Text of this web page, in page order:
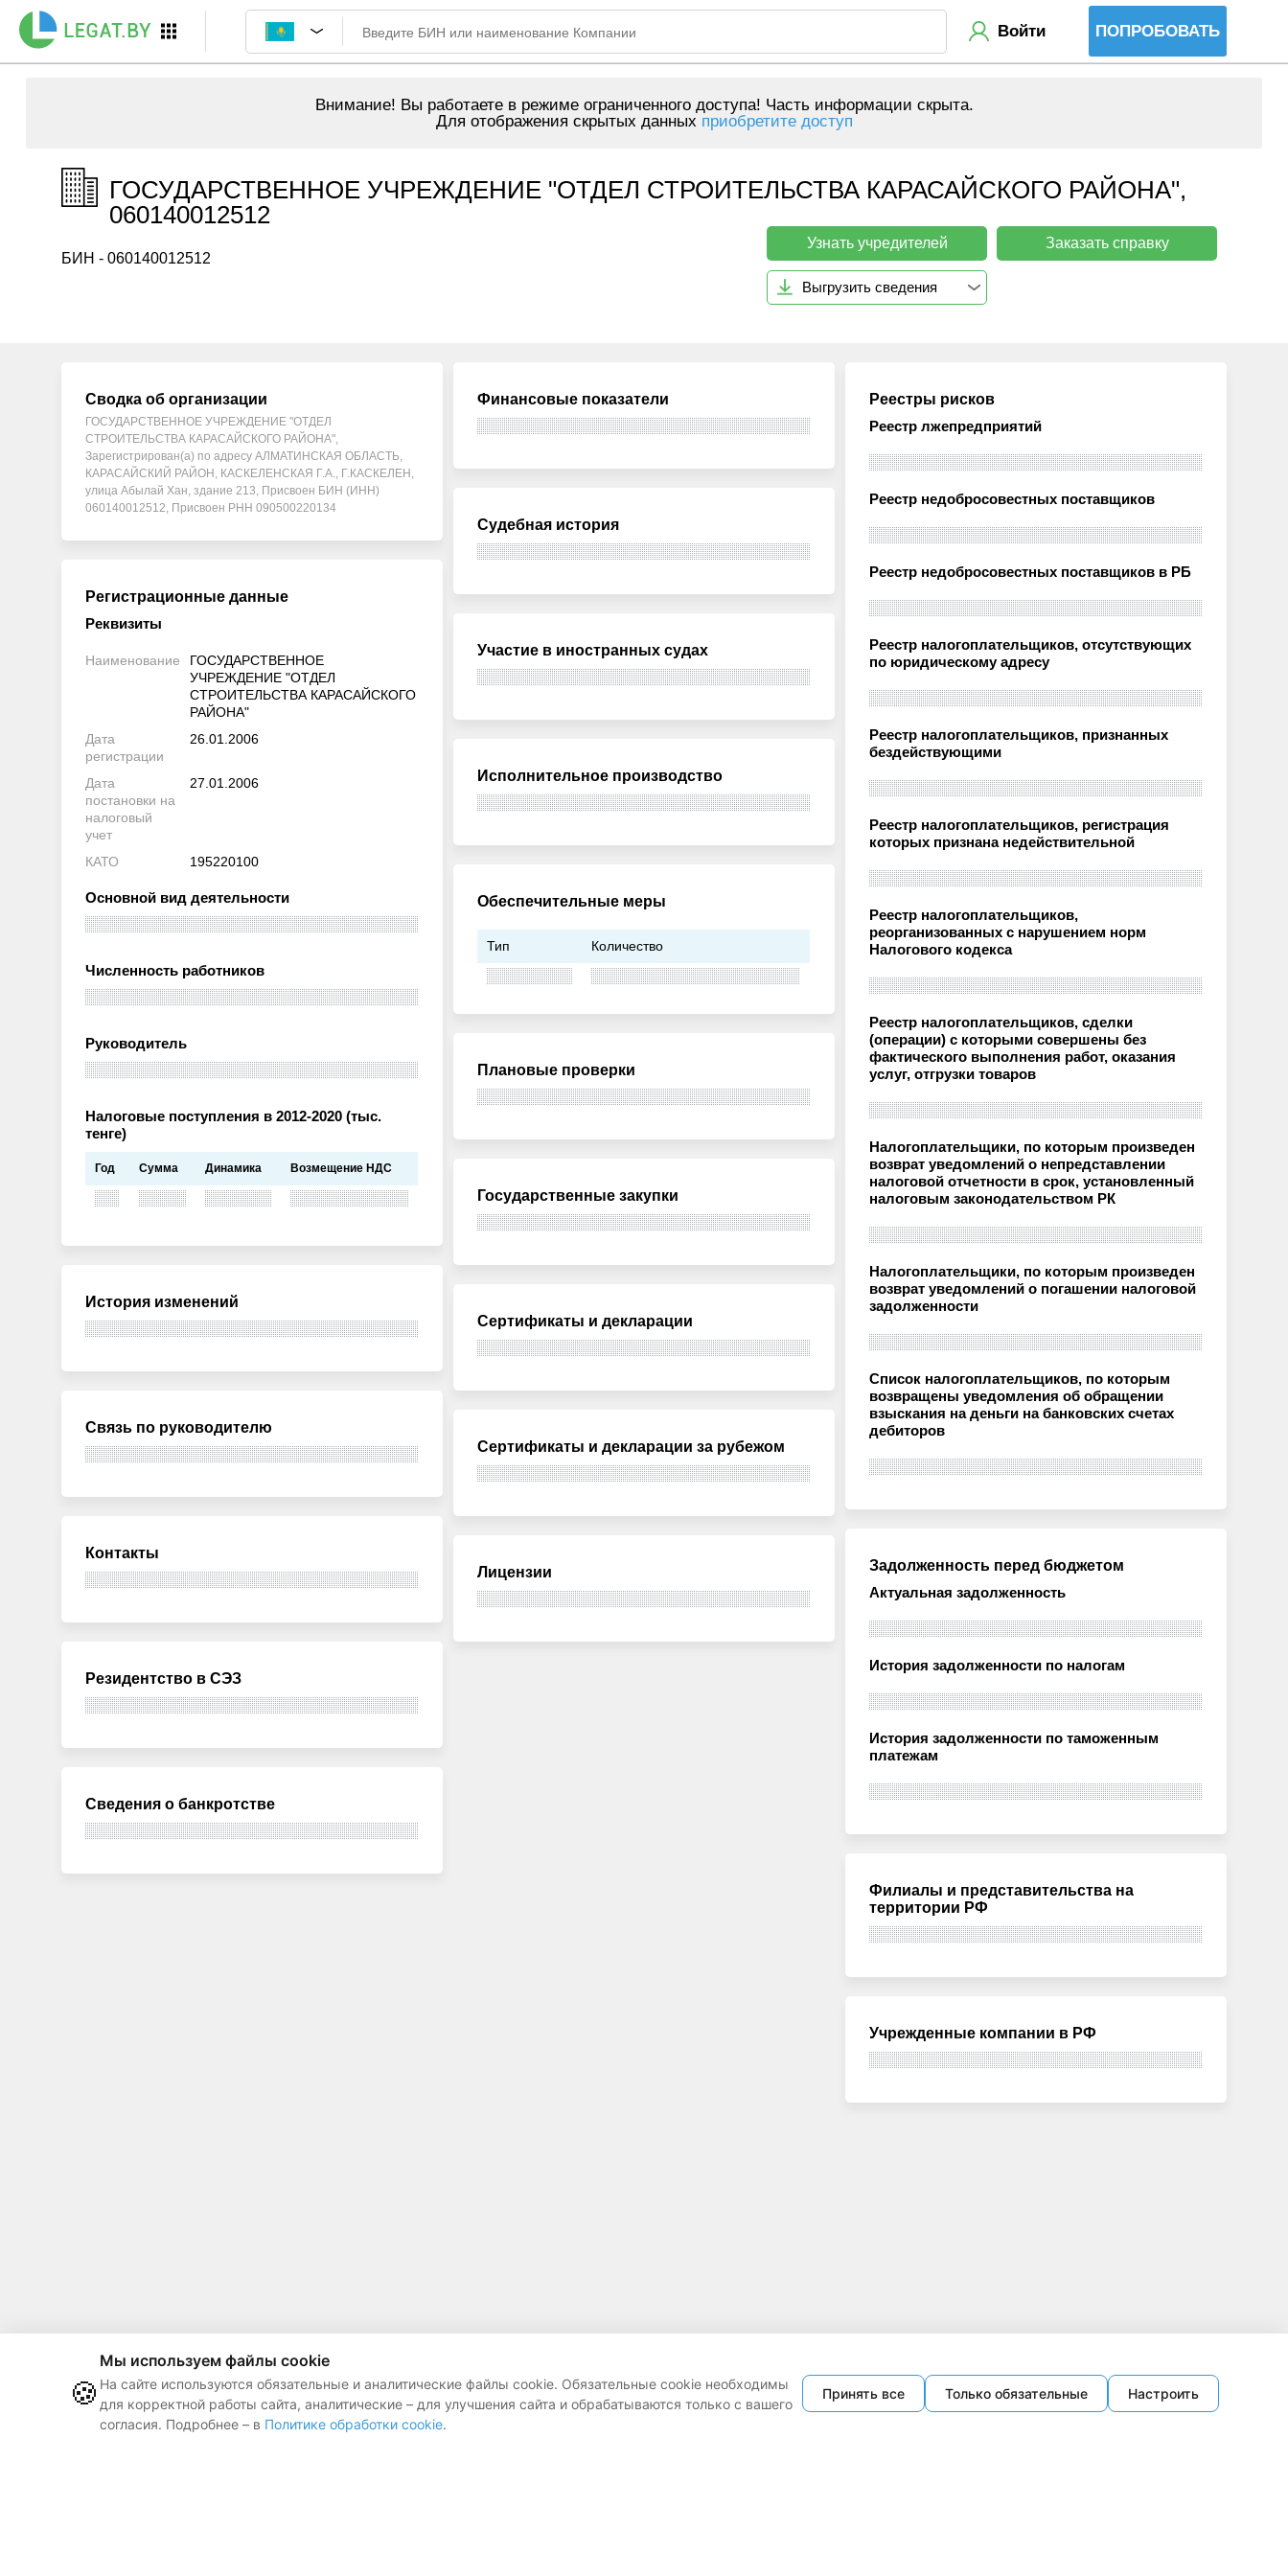
Войти ПОПРОБОВАТЬ
Внимание! Вы работаете в режиме ограниченного доступа! Часть информации скрыта.
Для отображения скрытых данных приобретите доступ
ГОСУДАРСТВЕННОЕ УЧРЕЖДЕНИЕ "ОТДЕЛ СТРОИТЕЛЬСТВА КАРАСАЙСКОГО РАЙОНА",
060140012512
БИН - 060140012512
Узнать учредителей Заказать справку
Выгрузить сведения
Сводка об организации
ГОСУДАРСТВЕННОЕ УЧРЕЖДЕНИЕ "ОТДЕЛ
СТРОИТЕЛЬСТВА КАРАСАЙСКОГО РАЙОНА",
Зарегистрирован(а) по адресу АЛМАТИНСКАЯ ОБЛАСТЬ,
КАРАСАЙСКИЙ РАЙОН, КАСКЕЛЕНСКАЯ Г.А., Г.КАСКЕЛЕН,
улица Абылай Хан, здание 213, Присвоен БИН (ИНН)
060140012512, Присвоен РНН 090500220134
Регистрационные данные
Реквизиты
Наименование
ГОСУДАРСТВЕННОЕ
УЧРЕЖДЕНИЕ "ОТДЕЛ
СТРОИТЕЛЬСТВА КАРАСАЙСКОГО
РАЙОНА"
Дата
регистрации
26.01.2006
Дата
постановки на
налоговый
учет
27.01.2006
КАТО 195220100
Основной вид деятельности
Численность работников
Руководитель
Налоговые поступления в 2012-2020 (тыс.
тенге)
Год Сумма Динамика Возмещение НДС
История изменений
Связь по руководителю
Контакты
Резидентство в СЭЗ
Сведения о банкротстве
Финансовые показатели
Судебная история
Участие в иностранных судах
Исполнительное производство
Обеспечительные меры
Тип Количество
Плановые проверки
Государственные закупки
Сертификаты и декларации
Сертификаты и декларации за рубежом
Лицензии
Реестры рисков
Реестр лжепредприятий
Реестр недобросовестных поставщиков
Реестр недобросовестных поставщиков в РБ
Реестр налогоплательщиков, отсутствующих
по юридическому адресу
Реестр налогоплательщиков, признанных
бездействующими
Реестр налогоплательщиков, регистрация
которых признана недействительной
Реестр налогоплательщиков,
реорганизованных с нарушением норм
Налогового кодекса
Реестр налогоплательщиков, сделки
(операции) с которыми совершены без
фактического выполнения работ, оказания
услуг, отгрузки товаров
Налогоплательщики, по которым произведен
возврат уведомлений о непредставлении
налоговой отчетности в срок, установленный
налоговым законодательством РК
Налогоплательщики, по которым произведен
возврат уведомлений о погашении налоговой
задолженности
Список налогоплательщиков, по которым
возвращены уведомления об обращении
взыскания на деньги на банковских счетах
дебиторов
Задолженность перед бюджетом
Актуальная задолженность
История задолженности по налогам
История задолженности по таможенным
платежам
Филиалы и представительства на
территории РФ
Учрежденные компании в РФ
🍪
Мы используем файлы cookie
На сайте используются обязательные и аналитические файлы cookie. Обязательные cookie необходимы
для корректной работы сайта, аналитические – для улучшения сайта и обрабатываются только с вашего
согласия. Подробнее – в Политике обработки cookie.
Принять все Только обязательные Настроить